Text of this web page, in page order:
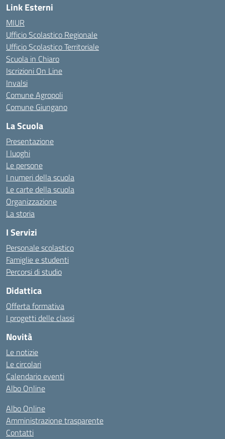
Link Esterni
MIUR
Ufficio Scolastico Regionale
Ufficio Scolastico Territoriale
Scuola in Chiaro
Iscrizioni On Line
Invalsi
Comune Agropoli
Comune Giungano
La Scuola
Presentazione
I luoghi
Le persone
I numeri della scuola
Le carte della scuola
Organizzazione
La storia
I Servizi
Personale scolastico
Famiglie e studenti
Percorsi di studio
Didattica
Offerta formativa
I progetti delle classi
Novità
Le notizie
Le circolari
Calendario eventi
Albo Online
Albo Online
Amministrazione trasparente
Contatti